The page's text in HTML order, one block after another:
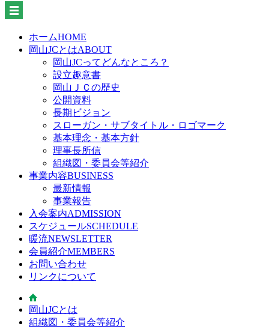
ホームHOME
岡山JCとはABOUT
岡山JCってどんなところ？
設立趣意書
岡山ＪＣの歴史
公開資料
長期ビジョン
スローガン・サブタイトル・ロゴマーク
基本理念・基本方針
理事長所信
組織図・委員会等紹介
事業内容BUSINESS
最新情報
事業報告
入会案内ADMISSION
スケジュールSCHEDULE
暖流NEWSLETTER
会員紹介MEMBERS
お問い合わせ
リンクについて
岡山JCとは
組織図・委員会等紹介